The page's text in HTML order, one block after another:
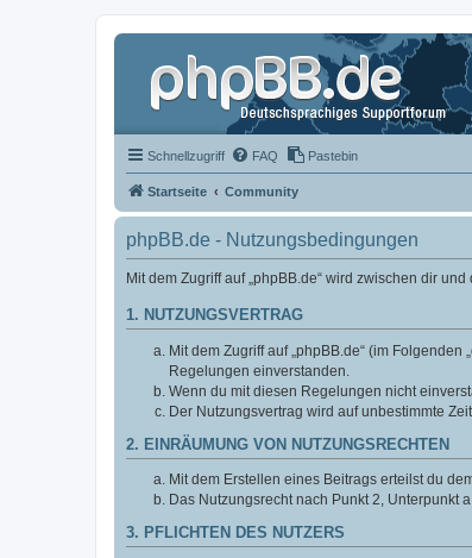
Schnellzugriff FAQ Pastebin
Startseite Community
phpBB.de - Nutzungsbedingungen
Mit dem Zugriff auf „phpBB.de“ wird zwischen dir
1. NUTZUNGSVERTRAG
Mit dem Zugriff auf „phpBB.de“ (im
Regelungen einverstanden.
Wenn du mit diesen Regelungen nicht
Der Nutzungsvertrag wird auf unbestimmte
2. EINRÄUMUNG VON NUTZUNGSRECHTEN
Mit dem Erstellen eines Beitrags erteilst du
Das Nutzungsrecht nach Punkt 2, Unterpunkt
3. PFLICHTEN DES NUTZERS